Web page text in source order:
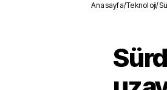
Anasayfa/Teknoloji/